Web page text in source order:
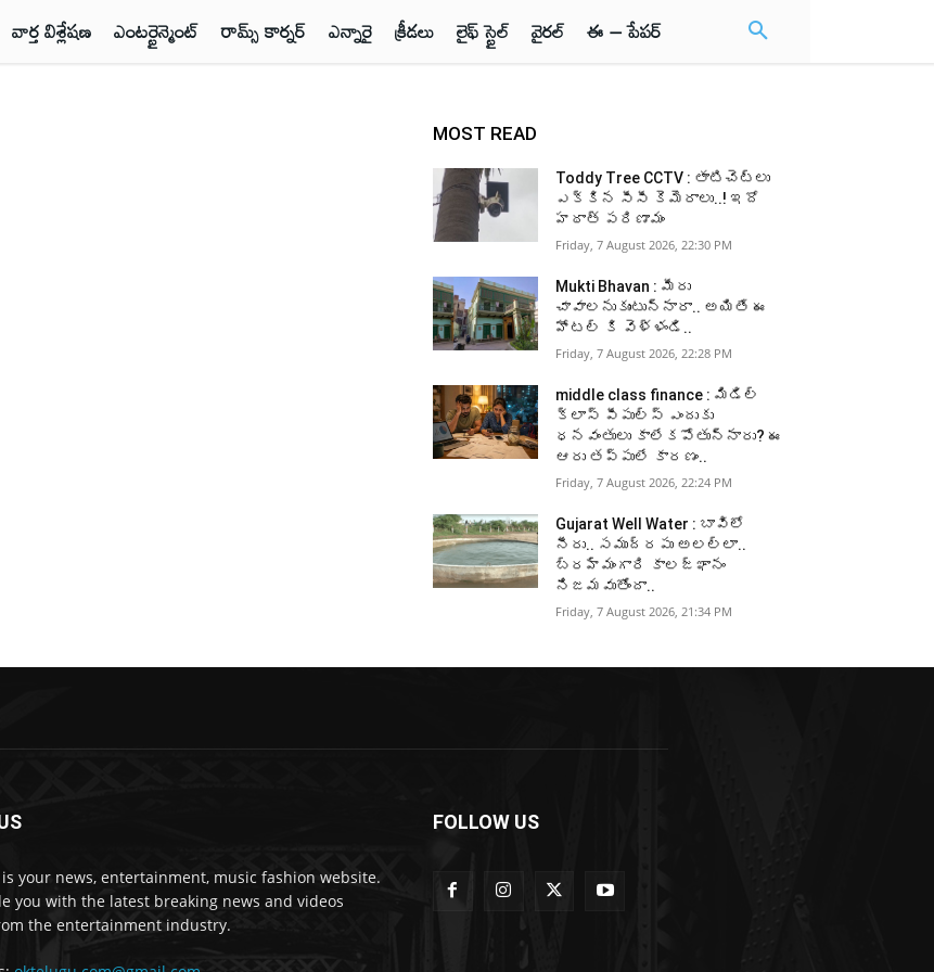
వార్త విశ్లేషణ ఎంటర్టైన్మెంట్ రామ్స్ కార్నర్ ఎన్నారై క్రీడలు లైఫ్ స్టైల్ వైరల్ ఈ – పేపర్
MOST READ
Toddy Tree CCTV : తాటిచెట్లు
ఎక్కిన సీసీ కెమెరాలు..! ఇదో
హఠాత్ పరిణామం
Friday, 7 August 2026, 22:30 PM
Mukti Bhavan : మీరు
చావాలనుకుంటున్నారా.. అయితే ఈ
హోటల్ కి వెళ్ళండి..
Friday, 7 August 2026, 22:28 PM
middle class finance : మిడిల్
క్లాస్ పీపుల్స్ ఎందుకు
ధనవంతులు కాలేకపోతున్నారు? ఈ
ఆరు తప్పులే కారణం..
Friday, 7 August 2026, 22:24 PM
Gujarat Well Water : బావిలో
నీరు.. సముద్రపు అలల్లా..
బ్రహ్మంగారి కాలజ్ఞానం
నిజమవుతోందా..
Friday, 7 August 2026, 21:34 PM
your news, entertainment, music fashion website.
you with the latest breaking news and videos
the entertainment industry.
FOLLOW US